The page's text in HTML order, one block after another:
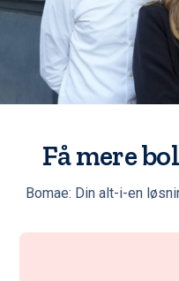
Få mere
Bomae: Din alt-i-en